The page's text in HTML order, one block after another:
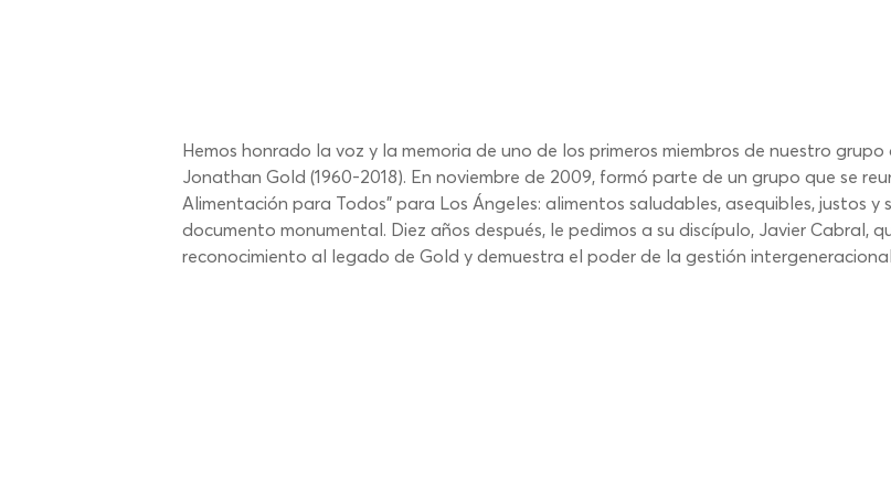
Hemos honrado la voz y la memoria de uno de los primeros miembros de nuestro
Jonathan Gold (1960-2018). En noviembre de 2009, formó parte de un grupo que se
Alimentación para Todos" para Los Ángeles: alimentos saludables, asequibles, justos
documento monumental. Diez años después, le pedimos a su discípulo, Javier Cabral,
reconocimiento al legado de Gold y demuestra el poder de la gestión